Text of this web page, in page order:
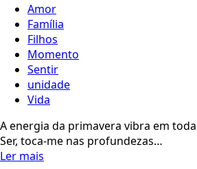
Amor
Família
Filhos
Momento
Sentir
unidade
Vida
A energia da primavera vibra em
Ser, toca-me nas profundezas…
Ler mais